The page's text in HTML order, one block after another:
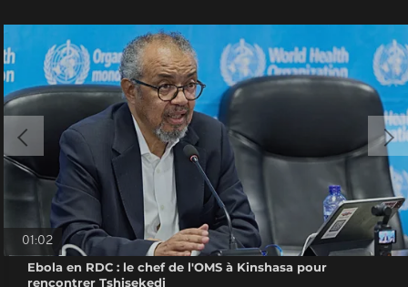
01:02
Ebola en RDC : le chef de l'OMS à Kinshasa pour
rencontrer Tshisekedi